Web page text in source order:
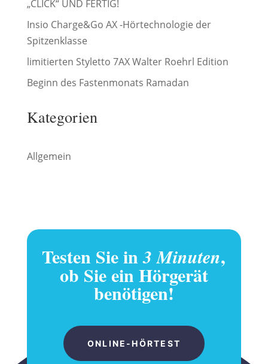
„CLICK“ UND FERTIG!
Insio Charge&Go AX -Hörtechnologie der
Spitzenklasse
limitierten Styletto 7AX Walter Roehrl Edition
Beginn des Fastenmonats Ramadan
Kategorien
Allgemein
Testen Sie in3 Minuten,
ob Sie ein Hörgerät
benötigen!
ONLINE-HÖRTEST